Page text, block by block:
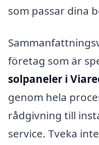
som passar dina
företag som är
solpaneler i
genom hela
rådgivning till
service. Tveka